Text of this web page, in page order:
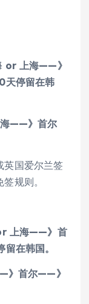
or 上海——》
天停留在韩
——》首尔
英国爱尔兰签
规则。
上海——》首
在韩国。
》首尔——》